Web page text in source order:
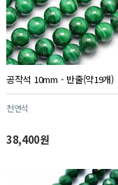
공작석 10mm - 반줄(약19개)
천연석
38,400원